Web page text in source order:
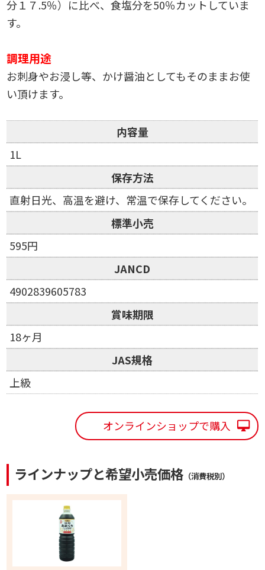
分１７.5％）に比べ、食塩分を50％カットしていま
す。
調理用途
お刺身やお浸し等、かけ醤油としてもそのままお使
い頂けます。
内容量
1L
保存方法
直射日光、高温を避け、常温で保存してください。
標準小売
595円
JANCD
4902839605783
賞味期限
18ヶ月
JAS規格
上級
オンラインショップで購入
ラインナップと希望小売価格 （消費税別）